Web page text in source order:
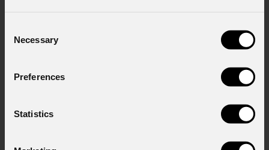
Selection
Necessary
Preferences
Statistics